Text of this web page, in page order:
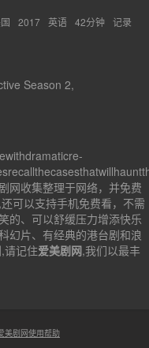
2017 英语 42分钟 记录
Season 2,
网收集整理于网络，并免费
可以支持手机免费看，不需
的、可以舒缓压力增添快乐
幻片、有经典的港台剧和浪
请记住爱美剧网,我们以最丰
美剧网使用帮助